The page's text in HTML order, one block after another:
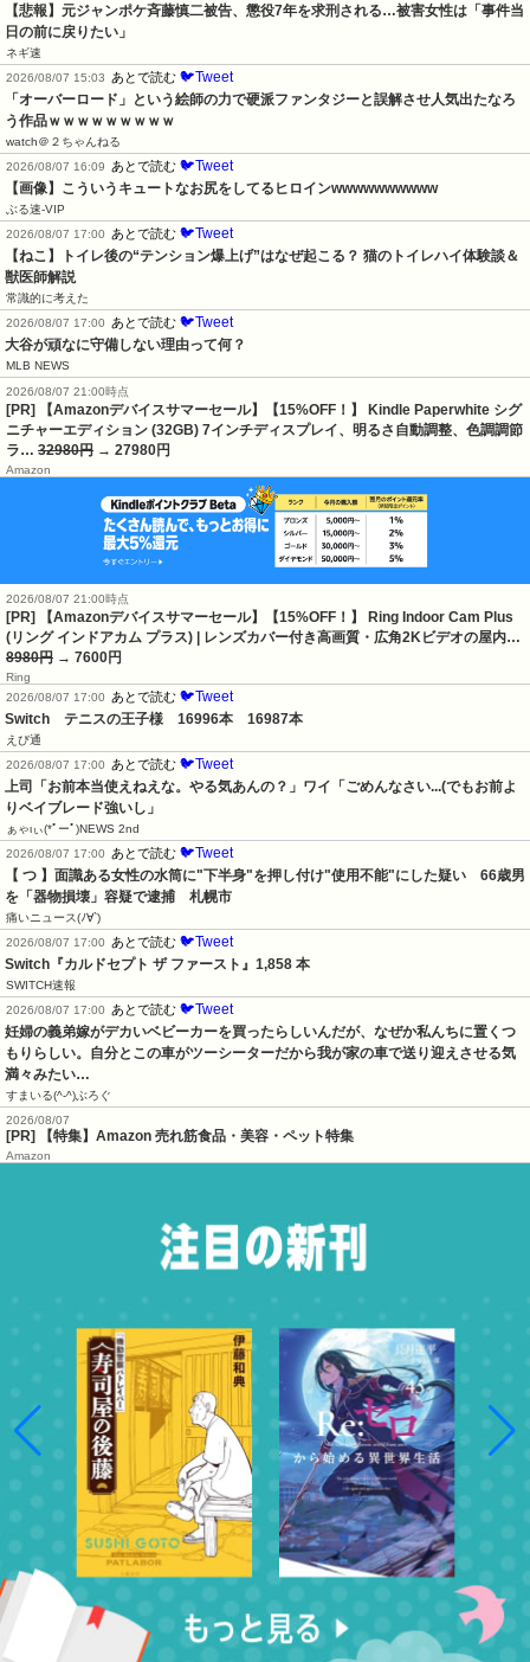
【悲報】元ジャンポケ斉藤慎二被告、懲役7年を求刑される…被害女性は「事件当
日の前に戻りたい」
ネギ速
2026/08/07 15:03
あとで読む 🐦Tweet
「オーバーロード」という絵師の力で硬派ファンタジーと誤解させ人気出たなろ
う作品ｗｗｗｗｗｗｗｗｗ
watch＠２ちゃんねる
2026/08/07 16:09
あとで読む 🐦Tweet
【画像】こういうキュートなお尻をしてるヒロインwwwwwwwwww
ぶる速-VIP
2026/08/07 17:00
あとで読む 🐦Tweet
【ねこ】トイレ後の“テンション爆上げ”はなぜ起こる？ 猫のトイレハイ体験談＆
獣医師解説
常識的に考えた
2026/08/07 17:00
あとで読む 🐦Tweet
大谷が頑なに守備しない理由って何？
MLB NEWS
2026/08/07 21:00時点
[PR] 【Amazonデバイスサマーセール】【15%OFF！】 Kindle Paperwhite シグ
ニチャーエディション (32GB) 7インチディスプレイ、明るさ自動調整、色調調節
ラ… 32980円 → 27980円
Amazon
2026/08/07 21:00時点
[PR] 【Amazonデバイスサマーセール】【15%OFF！】 Ring Indoor Cam Plus
(リング インドアカム プラス) | レンズカバー付き高画質・広角2Kビデオの屋内…
8980円 → 7600円
Ring
2026/08/07 17:00
あとで読む 🐦Tweet
Switch　テニスの王子様　16996本　16987本
えび通
2026/08/07 17:00
あとで読む 🐦Tweet
上司「お前本当使えねえな。やる気あんの？」ワイ「ごめんなさい...(でもお前よ
りベイブレード強いし」
ぁゃιぃ(*ﾟーﾟ)NEWS 2nd
2026/08/07 17:00
あとで読む 🐦Tweet
【 つ 】面識ある女性の水筒に"下半身"を押し付け"使用不能"にした疑い　66歳男
を「器物損壊」容疑で逮捕　札幌市
痛いニュース(ﾉ∀`)
2026/08/07 17:00
あとで読む 🐦Tweet
Switch『カルドセプト ザ ファースト』1,858 本
SWITCH速報
2026/08/07 17:00
あとで読む 🐦Tweet
妊婦の義弟嫁がデカいベビーカーを買ったらしいんだが、なぜか私んちに置くつ
もりらしい。自分とこの車がツーシーターだから我が家の車で送り迎えさせる気
満々みたい…
すまいる(^-^)ぶろぐ
2026/08/07
[PR] 【特集】Amazon 売れ筋食品・美容・ペット特集
Amazon